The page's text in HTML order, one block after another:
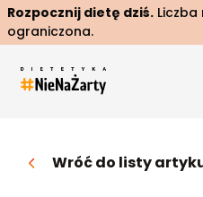
Rozpocznij dietę dziś. Liczba
ograniczona.
Wróć do listy